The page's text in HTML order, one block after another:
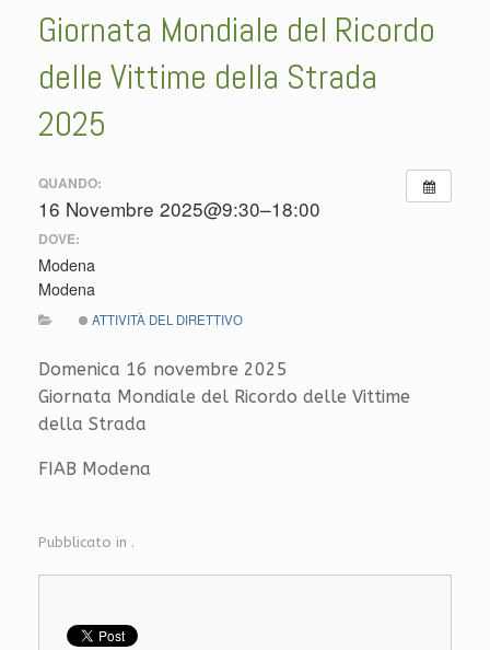
Giornata Mondiale del Ricordo
delle Vittime della Strada
2025
QUANDO:
16 Novembre 2025@9:30–18:00
DOVE:
Modena
Modena
ATTIVITÀ DEL DIRETTIVO
Domenica 16 novembre 2025
Giornata Mondiale del Ricordo delle Vittime
della Strada
FIAB Modena
Pubblicato in .